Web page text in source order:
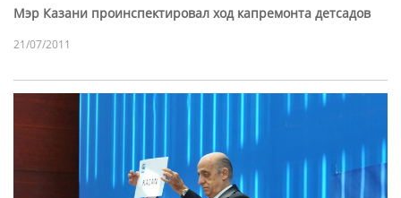
Мэр Казани проинспектировал ход капремонта детсадов
21/07/2011